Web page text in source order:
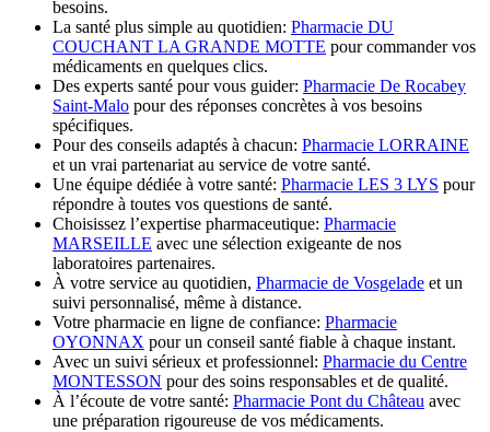
besoins.
La santé plus simple au quotidien: Pharmacie DU
COUCHANT LA GRANDE MOTTE pour commander vos
médicaments en quelques clics.
Des experts santé pour vous guider: Pharmacie De Rocabey
Saint-Malo pour des réponses concrètes à vos besoins
spécifiques.
Pour des conseils adaptés à chacun: Pharmacie LORRAINE
et un vrai partenariat au service de votre santé.
Une équipe dédiée à votre santé: Pharmacie LES 3 LYS pour
répondre à toutes vos questions de santé.
Choisissez l’expertise pharmaceutique: Pharmacie
MARSEILLE avec une sélection exigeante de nos
laboratoires partenaires.
À votre service au quotidien, Pharmacie de Vosgelade et un
suivi personnalisé, même à distance.
Votre pharmacie en ligne de confiance: Pharmacie
OYONNAX pour un conseil santé fiable à chaque instant.
Avec un suivi sérieux et professionnel: Pharmacie du Centre
MONTESSON pour des soins responsables et de qualité.
À l’écoute de votre santé: Pharmacie Pont du Château avec
une préparation rigoureuse de vos médicaments.